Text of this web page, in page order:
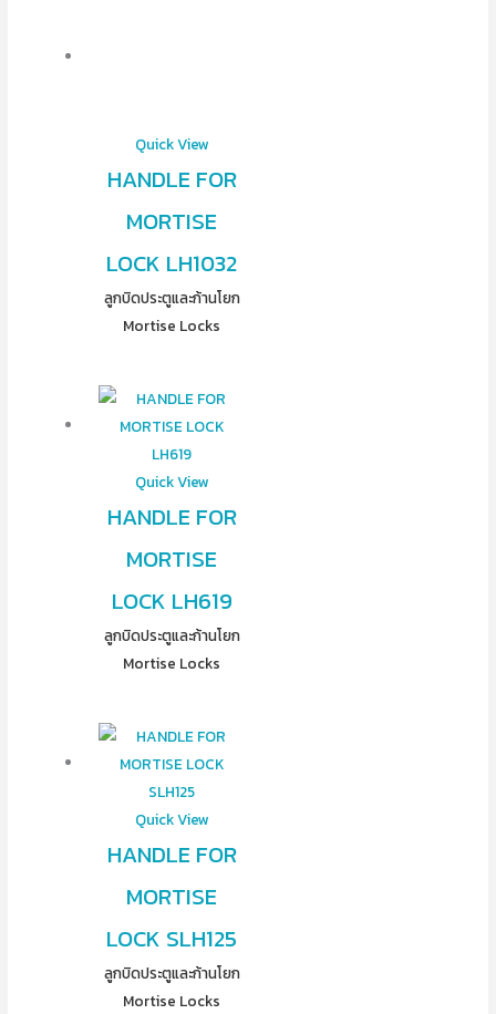
Quick View
HANDLE FOR
MORTISE
LOCK LH1032
ลูกบิดประตูและก้านโยก
Mortise Locks
Quick View
HANDLE FOR
MORTISE
LOCK LH619
ลูกบิดประตูและก้านโยก
Mortise Locks
Quick View
HANDLE FOR
MORTISE
LOCK SLH125
ลูกบิดประตูและก้านโยก
Mortise Locks